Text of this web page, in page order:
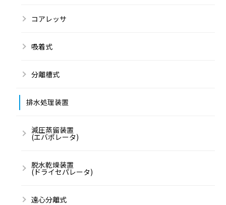
コアレッサ
吸着式
分離槽式
排水処理装置
減圧蒸留装置
(エバポレータ)
脱水乾燥装置
(ドライセパレータ)
遠心分離式